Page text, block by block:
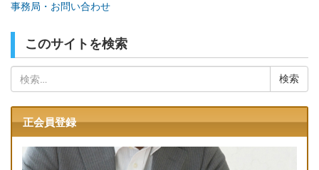
事務局・お問い合わせ
このサイトを検索
索:
正会員登録